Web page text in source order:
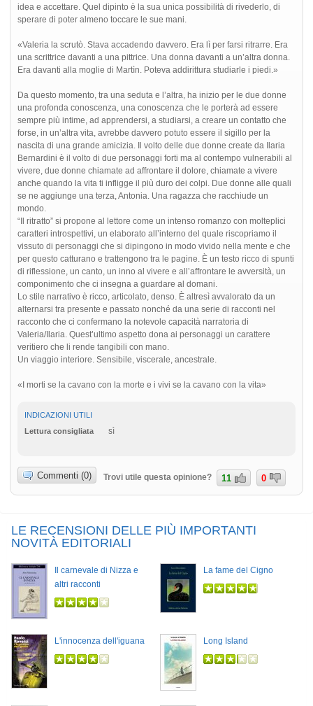
idea e accettare. Quel dipinto è la sua unica possibilità di rivederlo, di
sperare di poter almeno toccare le sue mani.
«Valeria la scrutò. Stava accadendo davvero. Era lì per farsi ritrarre. Era
una scrittrice davanti a una pittrice. Una donna davanti a un’altra donna.
Era davanti alla moglie di Martìn. Poteva addirittura studiarle i piedi.»
Da questo momento, tra una seduta e l’altra, ha inizio per le due donne
una profonda conoscenza, una conoscenza che le porterà ad essere
sempre più intime, ad apprendersi, a studiarsi, a creare un contatto che
forse, in un’altra vita, avrebbe davvero potuto essere il sigillo per la
nascita di una grande amicizia. Il volto delle due donne create da Ilaria
Bernardini è il volto di due personaggi forti ma al contempo vulnerabili al
vivere, due donne chiamate ad affrontare il dolore, chiamate a vivere
anche quando la vita ti infligge il più duro dei colpi. Due donne alle quali
se ne aggiunge una terza, Antonia. Una ragazza che racchiude un
mondo.
“Il ritratto” si propone al lettore come un intenso romanzo con molteplici
caratteri introspettivi, un elaborato all’interno del quale riscopriamo il
vissuto di personaggi che si dipingono in modo vivido nella mente e che
per questo catturano e trattengono tra le pagine. È un testo ricco di spunti
di riflessione, un canto, un inno al vivere e all’affrontare le avversità, un
componimento che ci insegna a guardare al domani.
Lo stile narrativo è ricco, articolato, denso. È altresì avvalorato da un
alternarsi tra presente e passato nonché da una serie di racconti nel
racconto che ci confermano la notevole capacità narratoria di
Valeria/Ilaria. Quest’ultimo aspetto dona ai personaggi un carattere
veritiero che li rende tangibili con mano.
Un viaggio interiore. Sensibile, viscerale, ancestrale.
«I morti se la cavano con la morte e i vivi se la cavano con la vita»
INDICAZIONI UTILI
Lettura consigliata
sì
Commenti (0) Trovi utile questa opinione? 11 0
LE RECENSIONI DELLE PIÙ IMPORTANTI
NOVITÀ EDITORIALI
Il carnevale di Nizza e
altri racconti
La fame del Cigno
L'innocenza dell'iguana Long Island